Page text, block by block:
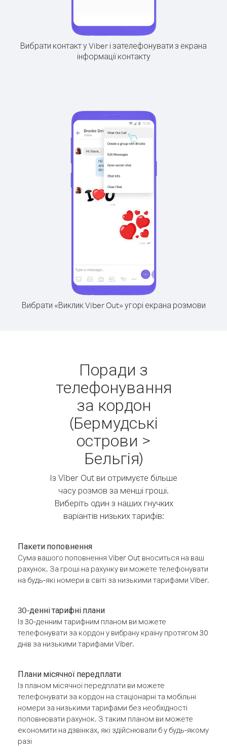
Вибрати контакт у Viber і зателефонувати з екрана
інформації контакту
Вибрати «Виклик Viber Out» угорі екрана розмови
Поради з
телефонування
за кордон
(Бермудські
острови >
Бельгія)
Із Viber Out ви отримуєте більше
часу розмов за менші гроші.
Виберіть один з наших гнучких
варіантів низьких тарифів:
Пакети поповнення
Сума вашого поповнення Viber Out вноситься на ваш
рахунок. За гроші на рахунку ви можете телефонувати
на будь-які номери в світі за низькими тарифами Viber.
30-денні тарифні плани
Із 30-денним тарифним планом ви можете
телефонувати за кордон у вибрану країну протягом 30
днів за низькими тарифами Viber.
Плани місячної передплати
Із планом місячної передплати ви можете
телефонувати за кордон на стаціонарні та мобільні
номери за низькими тарифами без необхідності
поповнювати рахунок. З таким планом ви можете
економити на дзвінках, які здійснювали б у будь-якому
разі